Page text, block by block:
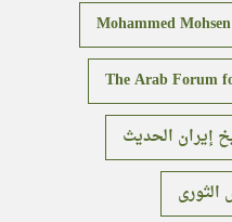
Mohammed
The Arab Forum
إيران الحديث